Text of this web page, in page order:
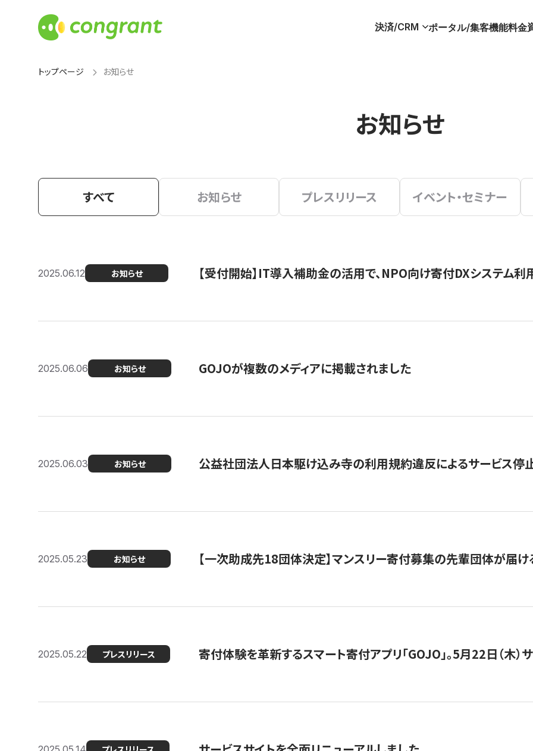
決済/CRM ポータル/集客機能料金
トップページ お知らせ
お知らせ
すべて お知らせ プレスリリース イベント・セミナー
2025.06.12 お知らせ 【受付開始】IT導入補助金の活用で、NPO向け寄付DXシステム
2025.06.06 お知らせ GOJOが複数のメディアに掲載されました
2025.06.03 お知らせ 公益社団法人日本駆け込み寺の利用規約違反によるサービス停
2025.05.23 お知らせ 【一次助成先18団体決定】マンスリー寄付募集の先輩団体が届
2025.05.22 プレスリリース 寄付体験を革新するスマート寄付アプリ「GOJO」。5月22日（木）